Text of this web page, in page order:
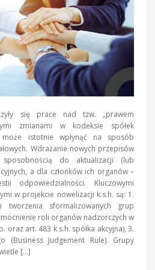
się prace nad tzw. „prawem
zmianami w kodeksie spółek
może istotnie wpłynąć na sposób
Wdrażanie nowych przepisów
do aktualizacji (lub
a dla członków ich organów –
odpowiedzialności. Kluczowymi
w projekcie nowelizacji k.s.h. są: 1.
tworzenia sformalizowanych grup
roli organów nadzorczych w
oraz art. 483 k.s.h. spółka akcyjna), 3.
(Business Judgement Rule). Grupy
[…]